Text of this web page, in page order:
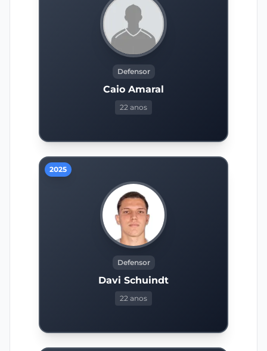
Defensor
Caio Amaral
22 anos
2025
Defensor
Davi Schuindt
22 anos